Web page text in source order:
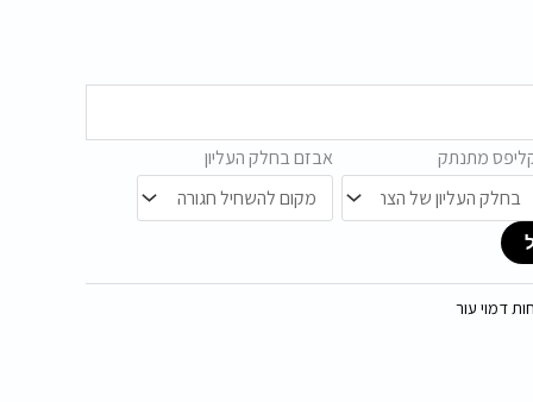
מתנתק אבזם בחלק העליון
דמוי עור